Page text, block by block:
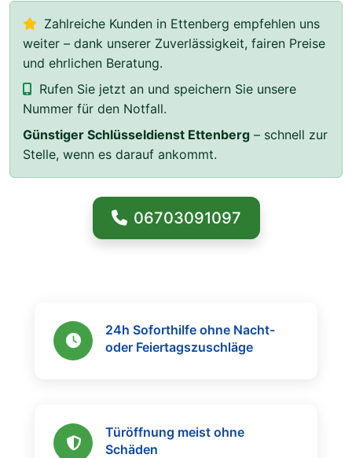
Zahlreiche Kunden in Ettenberg empfehlen uns
weiter – dank unserer Zuverlässigkeit, fairen Preise
und ehrlichen Beratung.
Rufen Sie jetzt an und speichern Sie unsere
Nummer für den Notfall.
Günstiger Schlüsseldienst Ettenberg – schnell zur
Stelle, wenn es darauf ankommt.
06703091097
24h Soforthilfe ohne Nacht-
oder Feiertagszuschläge
Türöffnung meist ohne
Schäden